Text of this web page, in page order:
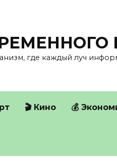
где каждый луч
🎬 Кино 💰